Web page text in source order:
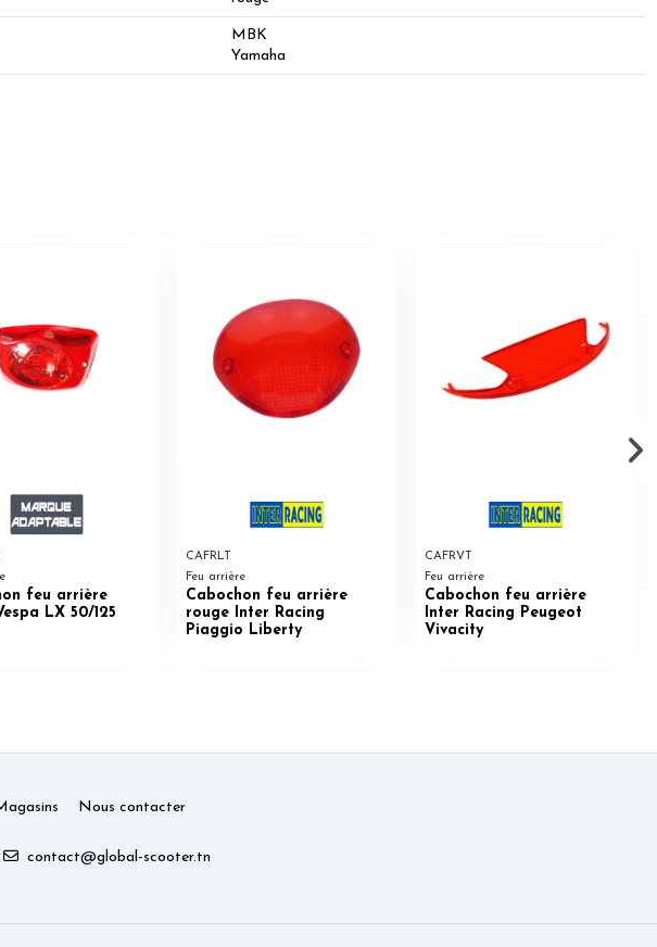
MBK
Yamaha
feu arrière
LX 50/125
CAFRLT
Feu arrière
Cabochon feu arrière
rouge Inter Racing
Piaggio Liberty
CAFRVT
Feu arrière
Cabochon feu arrière
Inter Racing Peugeot
Vivacity
Nous contacter
contact@global-scooter.tn